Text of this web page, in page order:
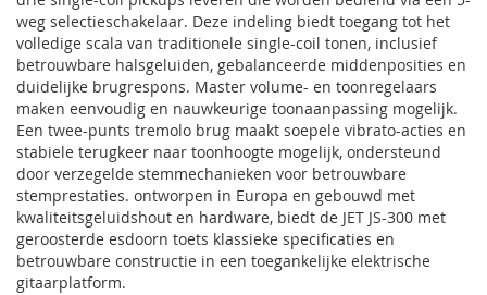
weg selectieschakelaar. Deze indeling biedt toegang tot het
volledige scala van traditionele single-coil tonen, inclusief
betrouwbare halsgeluiden, gebalanceerde middenposities en
duidelijke brugrespons. Master volume- en toonregelaars
maken eenvoudig en nauwkeurige toonaanpassing mogelijk.
Een twee-punts tremolo brug maakt soepele vibrato-acties en
stabiele terugkeer naar toonhoogte mogelijk, ondersteund
door verzegelde stemmechanieken voor betrouwbare
stemprestaties. ontworpen in Europa en gebouwd met
kwaliteitsgeluidshout en hardware, biedt de JET JS-300 met
geroosterde esdoorn toets klassieke specificaties en
betrouwbare constructie in een toegankelijke elektrische
gitaarplatform.